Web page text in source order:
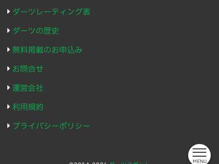
MENU
ダーツレーティング表
ダーツの歴史
無料掲載のお申込み
お問合せ
運営会社
利用規約
プライバシーポリシー